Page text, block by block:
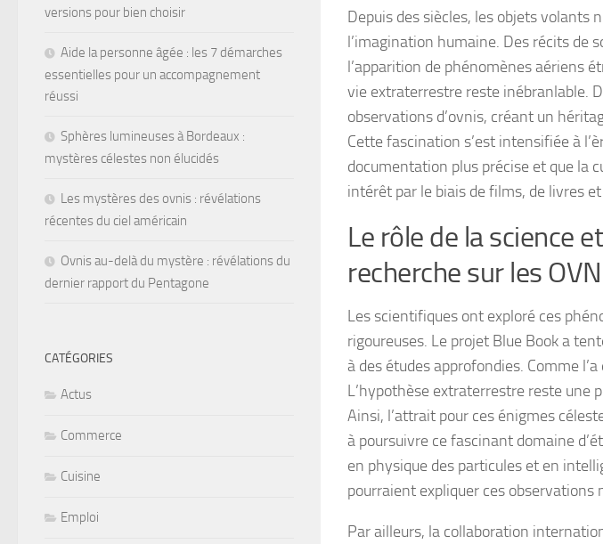
Depuis des siècles, les objets volants
l’imagination humaine. Des récits de
l’apparition de phénomènes aériens
vie extraterrestre reste inébranlable.
observations d’ovnis, créant un
Cette fascination s’est intensifiée à
documentation plus précise et que la
intérêt par le biais de films, de livres
Le rôle de la science
recherche sur les
Les scientifiques ont exploré ces
rigoureuses. Le projet Blue Book a
à des études approfondies. Comme
L’hypothèse extraterrestre reste une
Ainsi, l’attrait pour ces énigmes
à poursuivre ce fascinant domaine
en physique des particules et en
pourraient expliquer ces observations
Par ailleurs, la collaboration
versions pour bien choisir
Aide la personne âgée : les 7 démarches
essentielles pour un accompagnement
réussi
Sphères lumineuses à Bordeaux :
mystères célestes non élucidés
Les mystères des ovnis : révélations
récentes du ciel américain
Ovnis au-delà du mystère : révélations du
dernier rapport du Pentagone
CATÉGORIES
Actus
Commerce
Cuisine
Emploi